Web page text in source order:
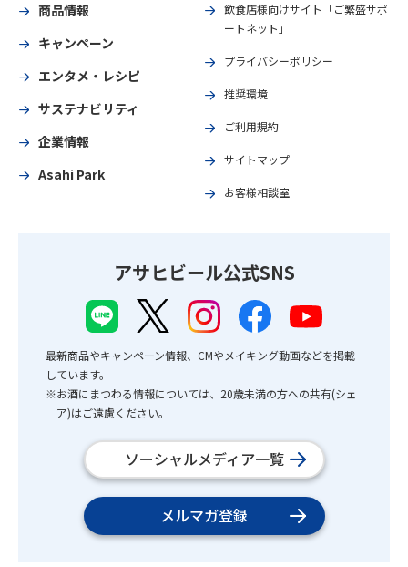
商品情報
キャンペーン
エンタメ・レシピ
サステナビリティ
企業情報
Asahi Park
飲食店様向けサイト「ご繁盛サポ
ートネット」
プライバシーポリシー
推奨環境
ご利用規約
サイトマップ
お客様相談室
アサヒビール公式SNS
最新商品やキャンペーン情報、CMやメイキング動画などを掲載
しています。
※お酒にまつわる情報については、20歳未満の方への共有(シェ
ア)はご遠慮ください。
ソーシャルメディア一覧
メルマガ登録